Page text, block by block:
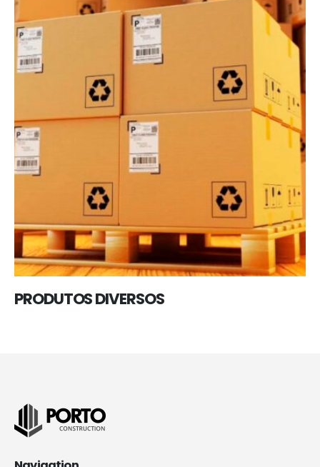
PRODUTOS DIVERSOS